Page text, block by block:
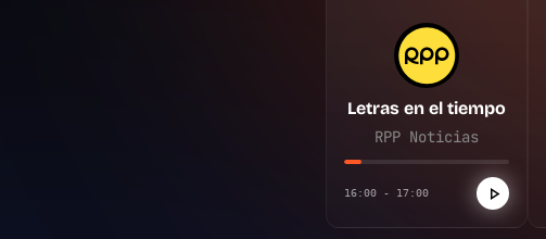
Letras en el tiempo
RPP Noticias
16:00 - 17:00